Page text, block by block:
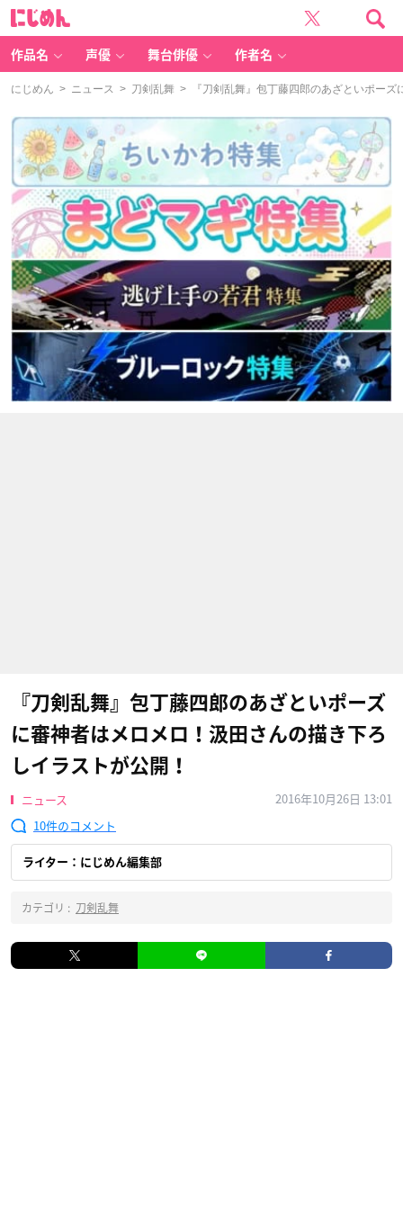
作品名 声優 舞台俳優 作者名
にじめん > ニュース > 刀剣乱舞 > 『刀剣乱舞』包丁藤四郎のあざといポーズ
『刀剣乱舞』包丁藤四郎のあざといポーズ
に審神者はメロメロ！汲田さんの描き下ろ
しイラストが公開！
ニュース
2016年10月26日 13:01
10
ライター：にじめん編集部
カテゴリ : 刀剣乱舞